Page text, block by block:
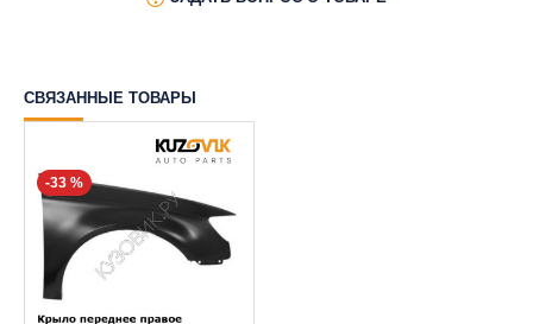
СВЯЗАННЫЕ ТОВАРЫ
-33 %